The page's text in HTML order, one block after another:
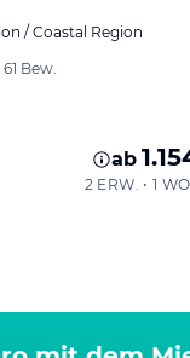
/ Coastal Region
61 Bew.
ab
2 ERW. • 1